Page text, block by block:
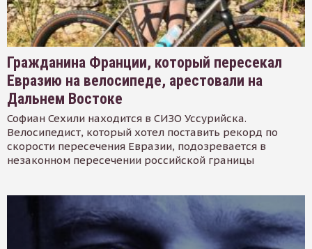
Гражданина Франции, который пересекал
Евразию на велосипеде, арестовали на
Дальнем Востоке
Софиан Сехили находится в СИЗО Уссурийска.
Велосипедист, который хотел поставить рекорд по
скорости пересечения Евразии, подозревается в
незаконном пересечении российской границы